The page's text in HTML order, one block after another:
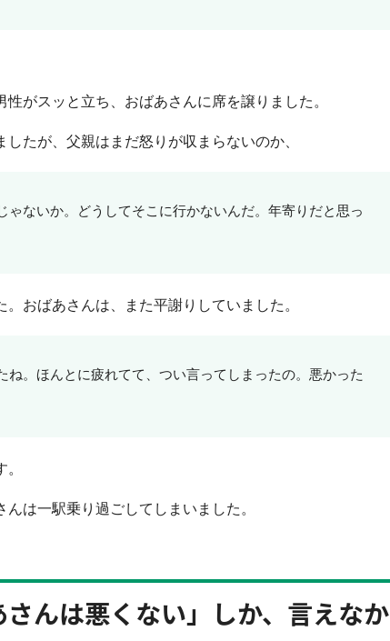
がスッと立ち、おばあさんに席を譲りました。
たが、父親はまだ怒りが収まらないのか、
ゃないか。どうしてそこに行かないんだ。年寄りだと思っ
おばあさんは、また平謝りしていました。
ね。ほんとに疲れてて、つい言ってしまったの。悪かった
は一駅乗り過ごしてしまいました。
さんは悪くない」しか、言えなか